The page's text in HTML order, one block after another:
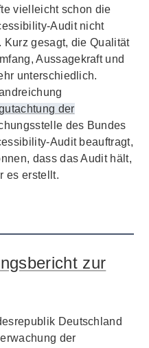
vielleicht schon die
Audit nicht
gesagt, die Qualität
Aussagekraft und
unterschiedlich.
der
des Bundes
Audit beauftragt,
dass das Audit hält,
es erstellt.
zur
Deutschland
der